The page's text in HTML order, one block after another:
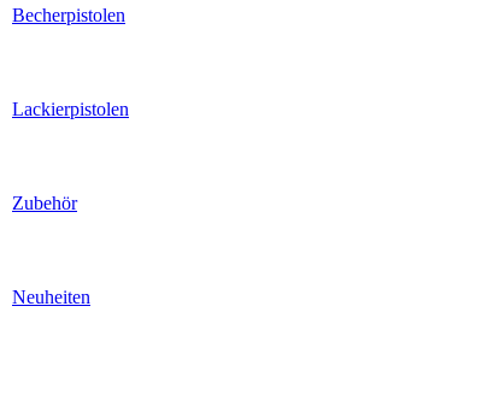
Becherpistolen
Lackierpistolen
Zubehör
Neuheiten